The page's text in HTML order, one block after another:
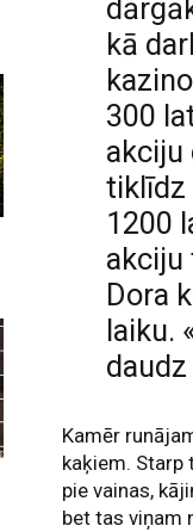
kā
300
akciju
tiklīdz
1200
akciju
Dora
laiku.
Kamēr
kaķiem.
pie vainas,
bet tas viņam